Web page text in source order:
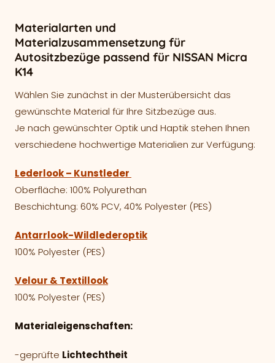
Materialarten und
Materialzusammensetzung für
Autositzbezüge passend für NISSAN Micra
K14
Wählen Sie zunächst in der Musterübersicht das
gewünschte Material für Ihre Sitzbezüge aus.
Je nach gewünschter Optik und Haptik stehen Ihnen
verschiedene hochwertige Materialien zur Verfügung:
Lederlook – Kunstleder
Oberfläche: 100% Polyurethan
Beschichtung: 60% PCV, 40% Polyester (PES)
Antarrlook-Wildlederoptik
100% Polyester (PES)
Velour & Textillook
100% Polyester (PES)
Materialeigenschaften:
-geprüfte Lichtechtheit